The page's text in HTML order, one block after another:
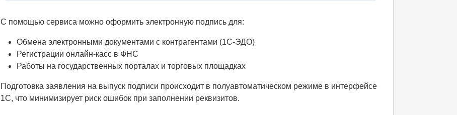
С помощью сервиса можно оформить электронную подпись для:
Обмена электронными документами с контрагентами (1С-ЭДО)
Регистрации онлайн-касс в ФНС
Работы на государственных порталах и торговых площадках
Подготовка заявления на выпуск подписи происходит в полуавтоматическом режиме в интерфейсе
1С, что минимизирует риск ошибок при заполнении реквизитов.